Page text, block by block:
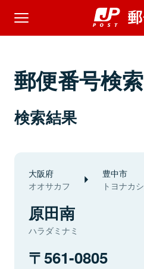
郵便番号検索
検索結果
大阪府
オオサカフ
豊中市
トヨナカシ
原田南
ハラダミナミ
561-0805